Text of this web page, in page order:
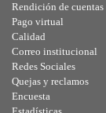
Rendición de cuentas
Pago virtual
Calidad
Correo institucional
Redes Sociales
Quejas y reclamos
Encuesta